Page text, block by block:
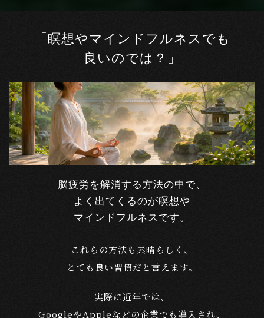
「瞑想やマインドフルネスでも
良いのでは？」
脳疲労を解消する方法の中で、
よく出てくるのが瞑想や
マインドフルネスです。
これらの方法も素晴らしく、
とても良い習慣だと言えます。
実際に近年では、
GoogleやAppleなどの企業でも導入され、